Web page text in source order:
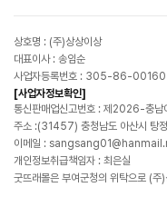
상호명 : (주)상상이상
대표이사 : 송임순
사업자등록번호 : 305-86-00160
[사업자정보확인]
통신판매업신고번호 : 제2026-충
주소 :(31457) 충청남도 아산시 탕
이메일 :
개인정보취급책임자 : 최은실
굿뜨래몰은 부여군청의 위탁으로 (주